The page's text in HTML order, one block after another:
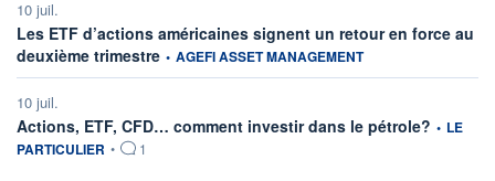
10 juil.
Les ETF d’actions américaines signent un retour en force au
deuxième trimestre information fournie par
• AGEFI ASSET MANAGEMENT
10 juil.
Actions, ETF, CFD… comment investir dans le pétrole? • LE
PARTICULIER • 1